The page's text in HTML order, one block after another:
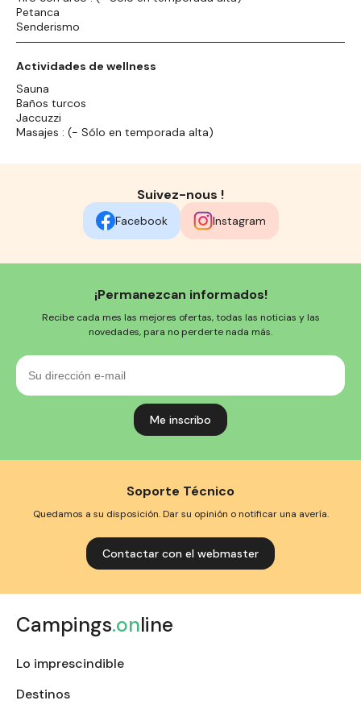
Petanca
Senderismo
Actividades de wellness
Sauna
Baños turcos
Jaccuzzi
Masajes : (- Sólo en temporada alta)
Suivez-nous !
Facebook Instagram
¡Permanezcan informados!
Recibe cada mes las mejores ofertas, todas las noticias y las
novedades, para no perderte nada más.
Su
dirección
e-
Soporte Técnico
Quedamos a su disposición. Dar su opinión o notificar una avería.
Contactar con el webmaster
Campings.online
Lo imprescindible
Destinos